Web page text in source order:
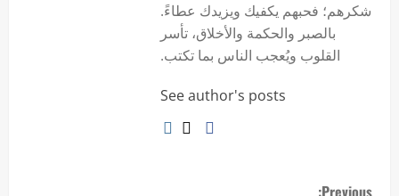
شكرهم؛ فحبهم يكفيك ويزيدك عطاءً.
بالصبر والحكمة والأخلاق، تأسر
القلوب ويُعجب الناس بما تكتب.
See author's posts